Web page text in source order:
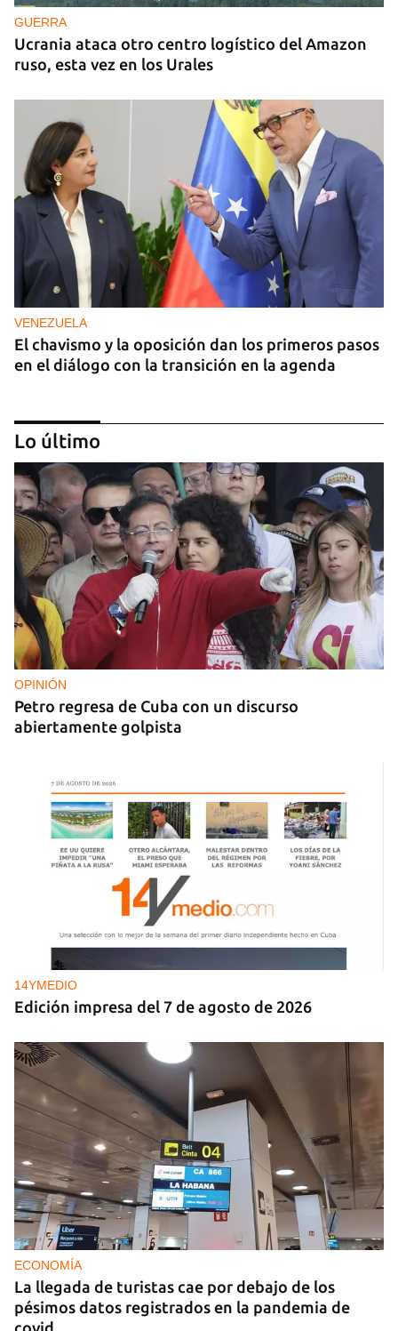
GUERRA
Ucrania ataca otro centro logístico del Amazon
ruso, esta vez en los Urales
VENEZUELA
El chavismo y la oposición dan los primeros pasos
en el diálogo con la transición en la agenda
NICARAGUA
EE UU propone a la OEA convocar a los
cancilleres para "tomar medidas" contra las
decisiones de Ortega
Lo último
OPINIÓN
Petro regresa de Cuba con un discurso
abiertamente golpista
14YMEDIO
Edición impresa del 7 de agosto de 2026
ECONOMÍA
La llegada de turistas cae por debajo de los
pésimos datos registrados en la pandemia de
covid